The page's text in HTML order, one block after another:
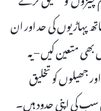
کی حد اور ان
متعین کیں – یہ
کو تخلیق
کی اپنی حدود ہیں۔